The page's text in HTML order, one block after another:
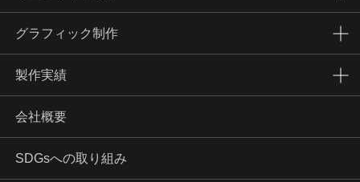
グラフィック制作
製作実績
会社概要
SDGsへの取り組み